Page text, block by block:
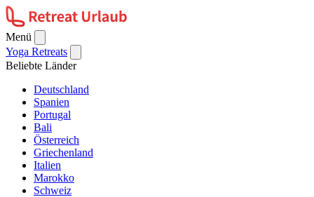
Menü
Yoga Retreats
Beliebte Länder
Deutschland
Spanien
Portugal
Bali
Österreich
Griechenland
Italien
Marokko
Schweiz